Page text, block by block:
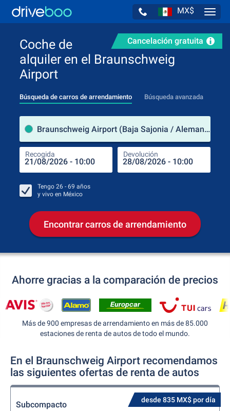
MX$
Cancelación gratuita
Coche de
alquiler en el Braunschweig
Airport
Búsqueda de carros de arrendamiento Búsqueda avanzada
Braunschweig Airport (Baja Sajonia / Alemania)
Recogida Devolución
Tengo 26 - 69 años
y vivo en México
Encontrar carros de arrendamiento
Ahorre gracias a la comparación de precios
Más de 900 empresas de arrendamiento en más de 85.000
estaciones de renta de autos de todo el mundo.
En el Braunschweig Airport recomendamos
las siguientes ofertas de renta de autos
desde 835 MX$ por día
Subcompacto